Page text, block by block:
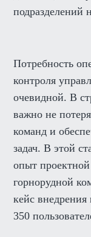
подразделений
Потребность
контроля
очевидной. В
важно не
команд и
задач. В этой
опыт
горнорудной
кейс внедрения
350